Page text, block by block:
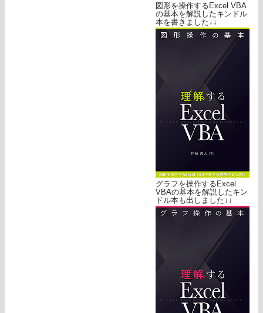
図形を操作するExcel VBA
の基本を解説したキンドル
本を書きました↓↓
グラフを操作するExcel
VBAの基本を解説したキン
ドル本も出しました↓↓